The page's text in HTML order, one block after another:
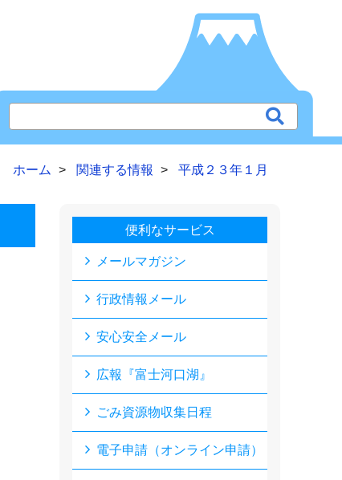
ホーム 関連する情報 平成２３年１月
便利なサービス
メールマガジン
行政情報メール
安心安全メール
広報『富士河口湖』
ごみ資源物収集日程
電子申請（オンライン申請）